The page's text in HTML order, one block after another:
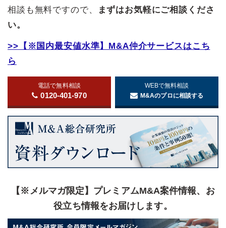
相談も無料ですので、
まずはお気軽にご相談くださ
い。
>>【※国内最安値水準】M&A仲介サービスはこち
ら
電話で無料相談
0120-401-970
WEBで無料相談
M&Aのプロに相談する
【※メルマガ限定】プレミアムM&A案件情報、お
役立ち情報をお届けします。